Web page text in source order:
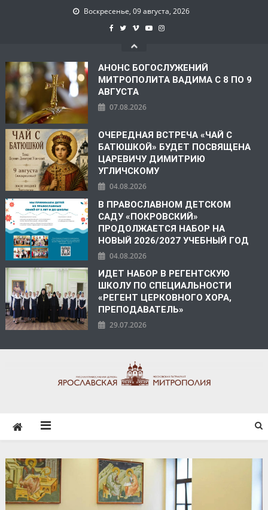
Воскресенье, 09 августа, 2026
АНОНС БОГОСЛУЖЕНИЙ
МИТРОПОЛИТА ВАДИМА С 8 ПО 9
АВГУСТА
07.08.2026
ОЧЕРЕДНАЯ ВСТРЕЧА «ЧАЙ С
БАТЮШКОЙ» БУДЕТ ПОСВЯЩЕНА
ЦАРЕВИЧУ ДИМИТРИЮ
УГЛИЧСКОМУ
04.08.2026
В ПРАВОСЛАВНОМ ДЕТСКОМ
САДУ «ПОКРОВСКИЙ»
ПРОДОЛЖАЕТСЯ НАБОР НА
НОВЫЙ 2026/2027 УЧЕБНЫЙ ГОД
04.08.2026
ИДЕТ НАБОР В РЕГЕНТСКУЮ
ШКОЛУ ПО СПЕЦИАЛЬНОСТИ
«РЕГЕНТ ЦЕРКОВНОГО ХОРА,
ПРЕПОДАВАТЕЛЬ»
29.07.2026